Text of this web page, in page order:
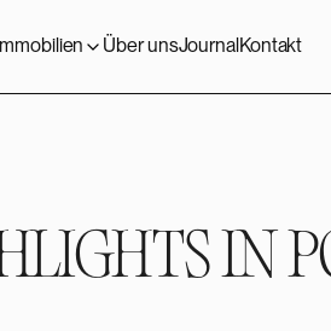
Immobilien Über unsJournal Kontakt
IN